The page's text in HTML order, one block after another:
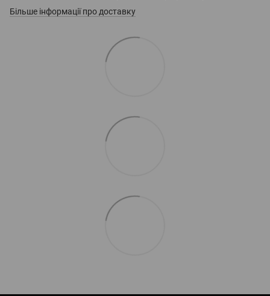
Більше інформації про доставку